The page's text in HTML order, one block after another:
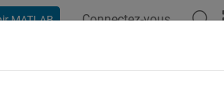
MATLAB Connectez-vous